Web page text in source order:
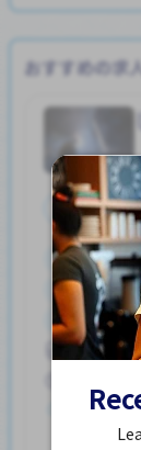
おすすめの求
正社員
ボーナス
こうつうひ
じてんしゃ
昇給
ハユカえき
求人掲載 ２週